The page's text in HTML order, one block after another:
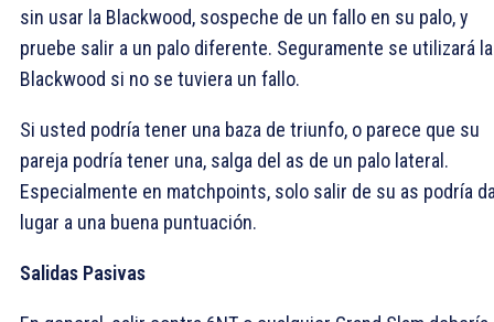
sin usar la Blackwood, sospeche de un fallo en su palo, y
pruebe salir a un palo diferente. Seguramente se utilizará la
Blackwood si no se tuviera un fallo.
Si usted podría tener una baza de triunfo, o parece que su
pareja podría tener una, salga del as de un palo lateral.
Especialmente en matchpoints, solo salir de su as podría
lugar a una buena puntuación.
Salidas Pasivas